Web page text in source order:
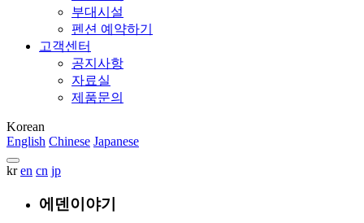
부대시설
펜션 예약하기
고객센터
공지사항
자료실
제품문의
Korean
English Chinese Japanese
kr en cn jp
에덴이야기